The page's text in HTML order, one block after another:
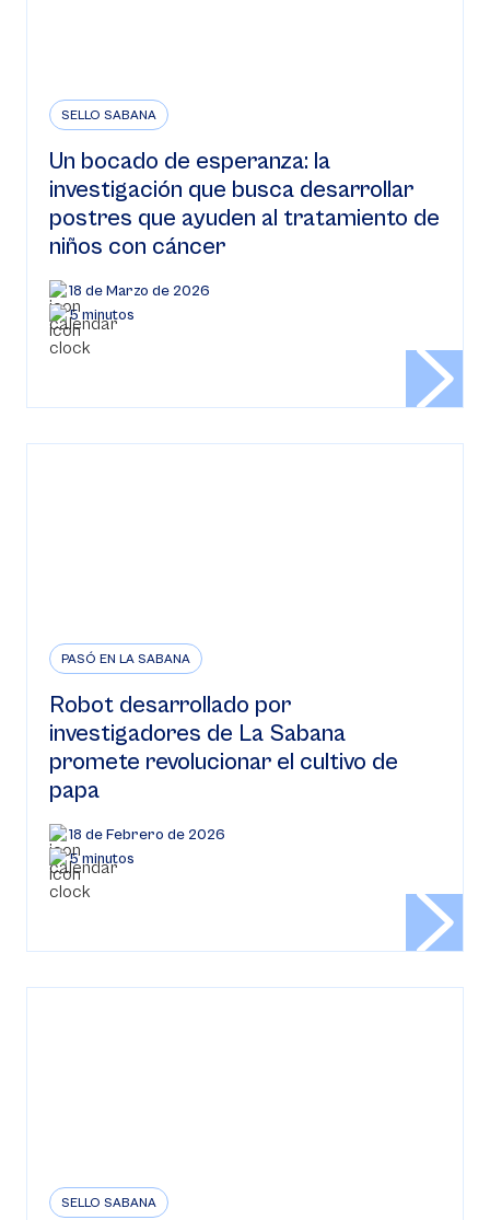
SELLO SABANA
Un bocado de esperanza: la
investigación que busca desarrollar
postres que ayuden al tratamiento de
niños con cáncer
18 de Marzo de 2026
5 minutos
PASÓ EN LA SABANA
Robot desarrollado por
investigadores de La Sabana
promete revolucionar el cultivo de
papa
18 de Febrero de 2026
5 minutos
SELLO SABANA